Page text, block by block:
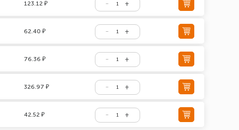
123.12 ₽
62.40 ₽
76.36 ₽
326.97 ₽
42.52 ₽